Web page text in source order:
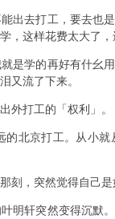
出去打工，要去也
，这样花费太大了，
是学的再好有什
又流了下来。
外打工的「权利」。
北京打工。从小
，突然觉得自己
明轩突然变得沉默